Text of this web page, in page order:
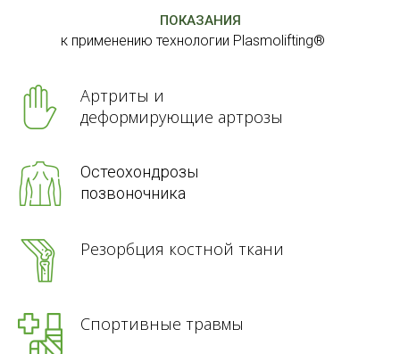
ПОКАЗАНИЯ
к применению технологии Plasmolifting®
Артриты и
деформирующие артрозы
Остеохондрозы
позвоночника
Резорбция костной ткани
Спортивные травмы